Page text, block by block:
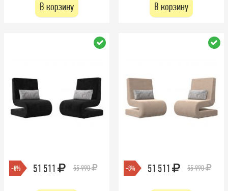
В корзину В корзину
-8% 51 511 55 990 -8% 51 511 55 990